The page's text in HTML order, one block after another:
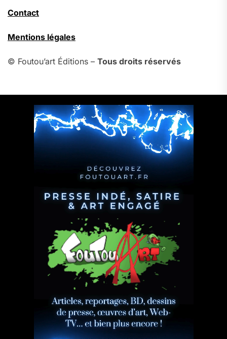
Contact
Mentions légales
© Foutou’art Éditions – Tous droits réservés